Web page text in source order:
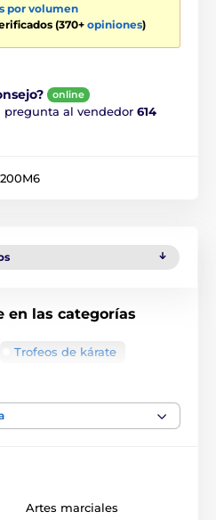
por volumen
(370+ opiniones)
online
pregunta al vendedor 614
en las categorías
Trofeos de kárate
Artes marciales